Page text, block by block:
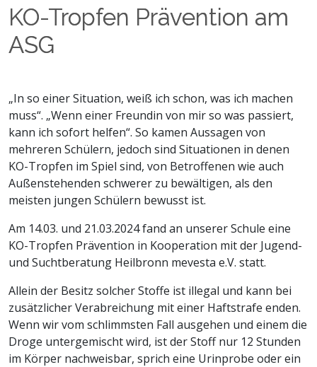
KO-Tropfen Prävention am
ASG
„In so einer Situation, weiß ich schon, was ich machen
muss“. „Wenn einer Freundin von mir so was passiert,
kann ich sofort helfen“. So kamen Aussagen von
mehreren Schülern, jedoch sind Situationen in denen
KO-Tropfen im Spiel sind, von Betroffenen wie auch
Außenstehenden schwerer zu bewältigen, als den
meisten jungen Schülern bewusst ist.
Am 14.03. und 21.03.2024 fand an unserer Schule eine
KO-Tropfen Prävention in Kooperation mit der Jugend-
und Suchtberatung Heilbronn mevesta e.V. statt.
Allein der Besitz solcher Stoffe ist illegal und kann bei
zusätzlicher Verabreichung mit einer Haftstrafe enden.
Wenn wir vom schlimmsten Fall ausgehen und einem die
Droge untergemischt wird, ist der Stoff nur 12 Stunden
im Körper nachweisbar, sprich eine Urinprobe oder ein